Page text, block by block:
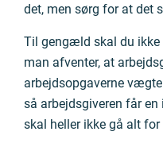
det, men sørg for at det
Til gengæld skal du ikke
man afventer, at
arbejdsopgaverne
så arbejdsgiveren får
skal heller ikke gå alt